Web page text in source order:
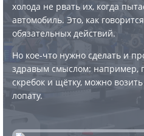
холода не рвать их, когда
автомобиль. Это, как
обязательных действий.
Но кое-что нужно сделать и
здравым смыслом: например,
скребок и щётку, можно
лопату.